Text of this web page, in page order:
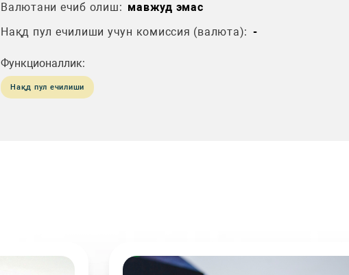
Валютани ечиб олиш: мавжуд эмас
Нақд пул ечилиши учун комиссия (валюта): -
Функционаллик:
Нақд пул ечилиши